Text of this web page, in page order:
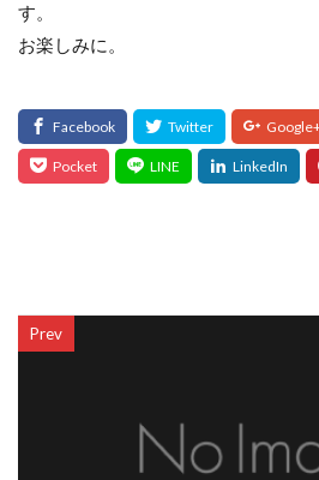
す。
お楽しみに。
Prev